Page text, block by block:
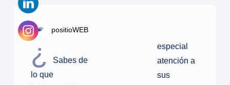
positioWEB
¿
Sabes de
lo que
especial
atención a
sus